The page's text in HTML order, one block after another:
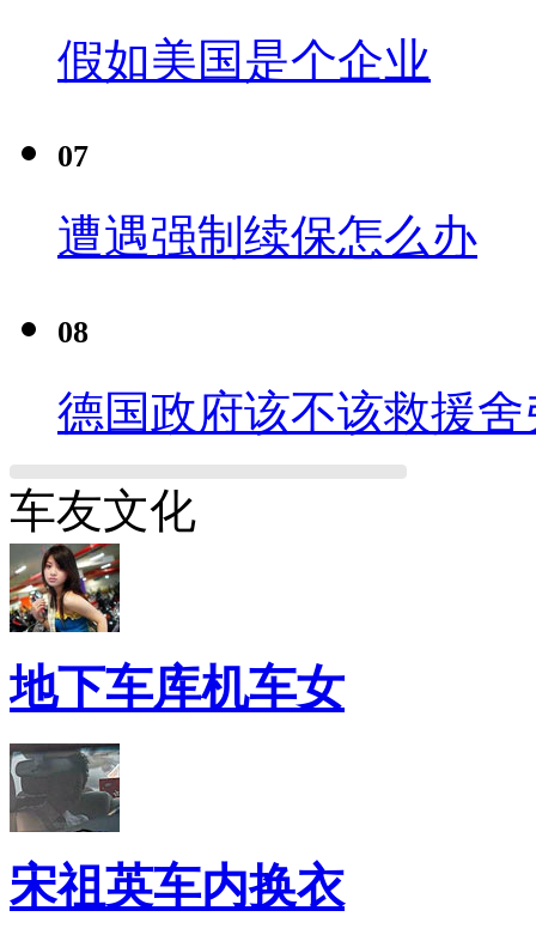
假如美国是个企业
07
遭遇强制续保怎么办
08
德国政府该不该救援舍
车友文化
地下车库机车女
宋祖英车内换衣